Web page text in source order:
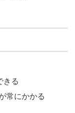
きる
常にかかる